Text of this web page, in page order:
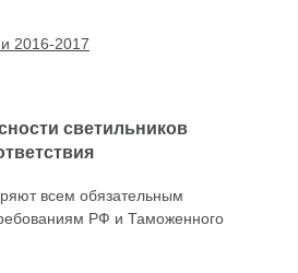
2016-2017
светильников
всем обязательным
РФ и Таможенного